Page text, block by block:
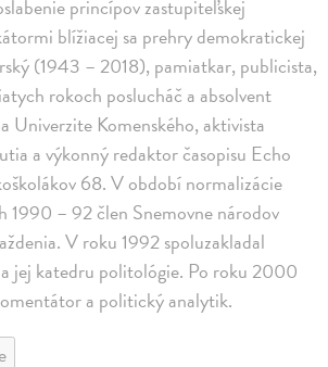
princípov zastupiteľskej
blížiacej sa prehry demokratickej
(1943 – 2018), pamiatkar, publicista,
rokoch poslucháč a absolvent
Univerzite Komenského, aktivista
a výkonný redaktor časopisu Echo
68. V období normalizácie
1990 – 92 člen Snemovne národov
V roku 1992 spoluzakladal
jej katedru politológie. Po roku 2000
a politický analytik.